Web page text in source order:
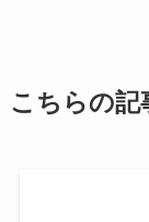
こちらの記